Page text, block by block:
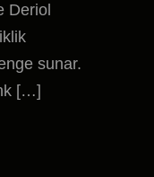
Deriol
sunar.
[…]